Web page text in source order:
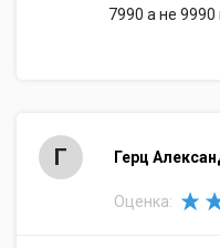
7990 а не 9990
Г Герц
Оценка: